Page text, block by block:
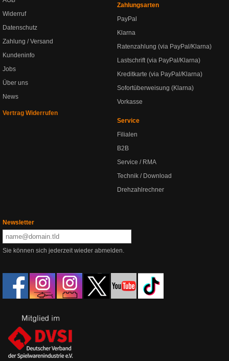
Widerruf
Datenschutz
Zahlung / Versand
Kundeninfo
Jobs
Über uns
News
Vertrag Widerrufen
Zahlungsarten
PayPal
Klarna
Ratenzahlung (via PayPal/Klarna)
Lastschrift (via PayPal/Klarna)
Kreditkarte (via PayPal/Klarna)
Sofortüberweisung (Klarna)
Vorkasse
Service
Filialen
B2B
Service / RMA
Technik / Download
Drehzahlrechner
Newsletter
Sie können sich jederzeit wieder abmelden.